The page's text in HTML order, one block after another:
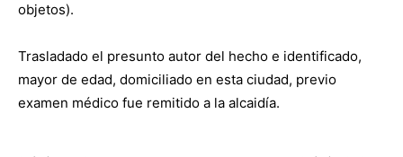
objetos).
Trasladado el presunto autor del hecho e identificado,
mayor de edad, domiciliado en esta ciudad, previo
examen médico fue remitido a la alcaidía.